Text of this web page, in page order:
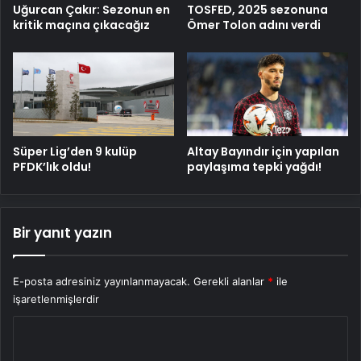
Uğurcan Çakır: Sezonun en
kritik maçına çıkacağız
TOSFED, 2025 sezonuna
Ömer Tolon adını verdi
Süper Lig’den 9 kulüp
PFDK’lık oldu!
Altay Bayındır için yapılan
paylaşıma tepki yağdı!
Bir yanıt yazın
E-posta adresiniz yayınlanmayacak. Gerekli alanlar * ile
işaretlenmişlerdir